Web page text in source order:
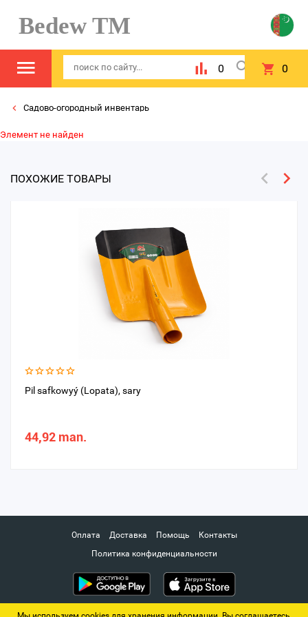
Bedew TM
0 0
Садово-огородный инвентарь
Элемент не найден
ПОХОЖИЕ ТОВАРЫ
Pil safkowyý (Lopata), sary
44,92 man.
Оплата Доставка Помощь
Контакты
Политика конфиденциальности